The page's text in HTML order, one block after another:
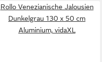
Rollo Venezianische Jalousien
Dunkelgrau 130 x 50 cm
Aluminium, vidaXL